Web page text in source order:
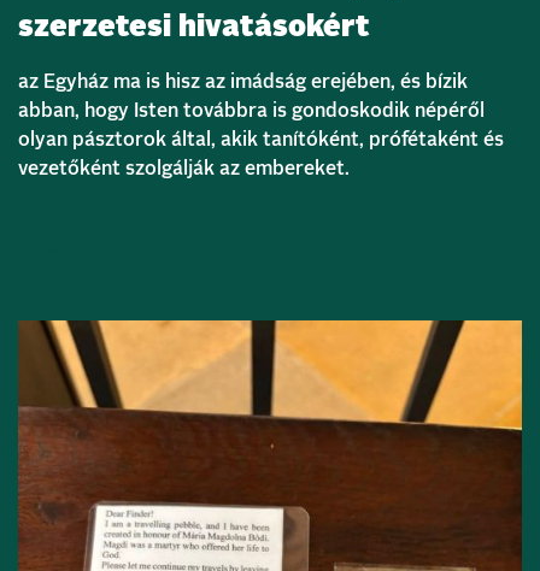
szerzetesi hivatásokért
az Egyház ma is hisz az imádság erejében, és bízik
abban, hogy Isten továbbra is gondoskodik népéről
olyan pásztorok által, akik tanítóként, prófétaként és
vezetőként szolgálják az embereket.